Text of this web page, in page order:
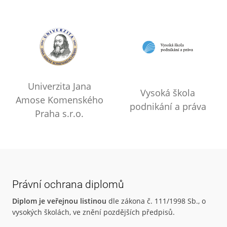
Univerzita Jana
Amose Komenského
Praha s.r.o.
Vysoká škola
podnikání a práva
Právní ochrana diplomů
Diplom je veřejnou listinou dle zákona č. 111/1998 Sb., o
vysokých školách, ve znění pozdějších předpisů.